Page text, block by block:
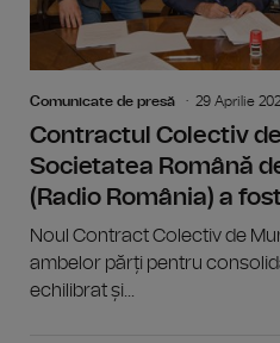
Comunicate de presă 29 Aprilie
Contractul Colectiv
Societatea Română
(Radio România) a
Noul Contract Colectiv de
ambelor părți pentru
echilibrat și...